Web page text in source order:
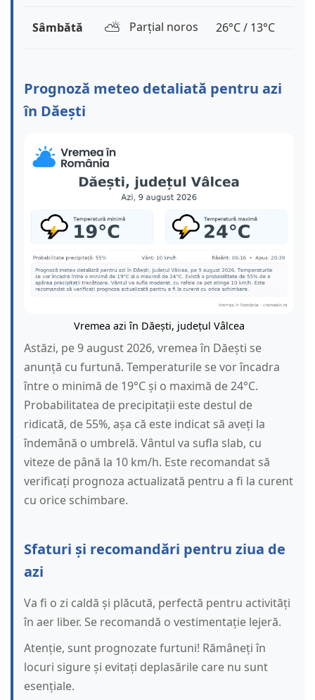
Sâmbătă ⛅️ Parțial noros 26°C / 13°C
Prognoză meteo detaliată pentru azi
în Dăești
Vremea azi în Dăești, județul Vâlcea
Astăzi, pe 9 august 2026, vremea în Dăești se
anunță cu furtună. Temperaturile se vor încadra
între o minimă de 19°C și o maximă de 24°C.
Probabilitatea de precipitații este destul de
ridicată, de 55%, așa că este indicat să aveți la
îndemână o umbrelă. Vântul va sufla slab, cu
viteze de până la 10 km/h. Este recomandat să
verificați prognoza actualizată pentru a fi la curent
cu orice schimbare.
Sfaturi și recomandări pentru ziua de
azi
Va fi o zi caldă și plăcută, perfectă pentru activități
în aer liber. Se recomandă o vestimentație lejeră.
Atenție, sunt prognozate furtuni! Rămâneți în
locuri sigure și evitați deplasările care nu sunt
esențiale.